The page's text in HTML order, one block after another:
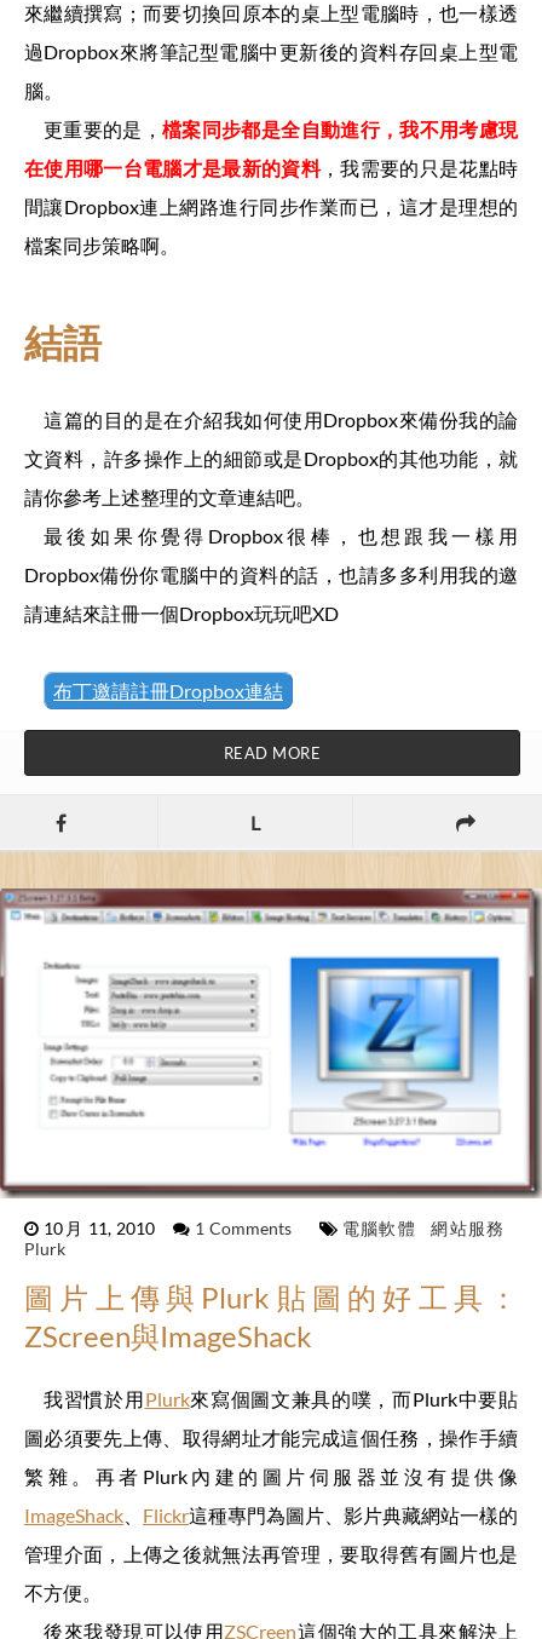
來繼續撰寫；而要切換回原本的桌上型電腦時，也一樣透
過Dropbox來將筆記型電腦中更新後的資料存回桌上型電
腦。
更重要的是，檔案同步都是全自動進行，我不用考慮現
在使用哪一台電腦才是最新的資料，我需要的只是花點時
間讓Dropbox連上網路進行同步作業而已，這才是理想的
檔案同步策略啊。
結語
這篇的目的是在介紹我如何使用Dropbox來備份我的論
文資料，許多操作上的細節或是Dropbox的其他功能，就
請你參考上述整理的文章連結吧。
最後如果你覺得Dropbox很棒，也想跟我一樣用
Dropbox備份你電腦中的資料的話，也請多多利用我的邀
請連結來註冊一個Dropbox玩玩吧XD
布丁邀請註冊Dropbox連結
READ MORE
L
10月 11, 2010 1 Comments 電腦軟體
網站服務
Plurk
圖片上傳與Plurk貼圖的好工具：
ZScreen與ImageShack
我習慣於用Plurk來寫個圖文兼具的噗，而Plurk中要貼
圖必須要先上傳、取得網址才能完成這個任務，操作手續
繁雜。再者Plurk內建的圖片伺服器並沒有提供像
ImageShack
Flickr這種專門為圖片、影片典藏網站一樣的
管理介面，上傳之後就無法再管理，要取得舊有圖片也是
不方便。
後來我發現可以使用ZSCreen這個強大的工具來解決上